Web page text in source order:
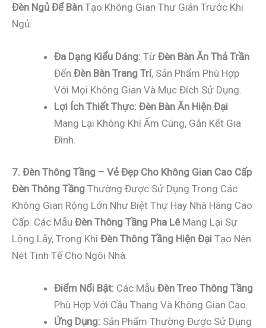
Đèn Ngủ Để Bàn Tạo Không Gian Thư Giãn Trước Khi
Ngủ.
Đa Dạng Kiểu Dáng: Từ Đèn Bàn Ăn Thả Trần
Đến Đèn Bàn Trang Trí, Sản Phẩm Phù Hợp
Với Mọi Không Gian Và Mục Đích Sử Dụng.
Lợi Ích Thiết Thực: Đèn Bàn Ăn Hiện Đại
Mang Lại Không Khí Ấm Cúng, Gắn Kết Gia
Đình.
7. Đèn Thông Tầng – Vẻ Đẹp Cho Không Gian Cao Cấp
Đèn Thông Tầng Thường Được Sử Dụng Trong Các
Không Gian Rộng Lớn Như Biệt Thự Hay Nhà Hàng Cao
Cấp. Các Mẫu Đèn Thông Tầng Pha LêMang Lại Sự
Lộng Lẫy, Trong Khi Đèn Thông Tầng Hiện Đại Tạo Nên
Nét Tinh Tế Cho Ngôi Nhà.
Điểm Nổi Bật: Các Mẫu Đèn Treo Thông Tầng
Phù Hợp Với Cầu Thang Và Không Gian Cao.
Ứng Dụng: Sản Phẩm Thường Được Sử Dụng